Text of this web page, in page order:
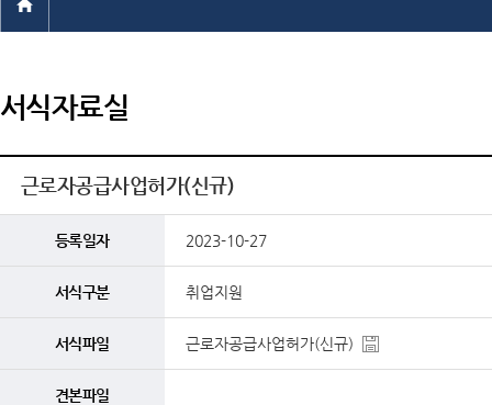
서식자료실
근로자공급사업허가(신규)
등록일자 2023-10-27
서식구분 취업지원
서식파일 근로자공급사업허가(신규)
견본파일